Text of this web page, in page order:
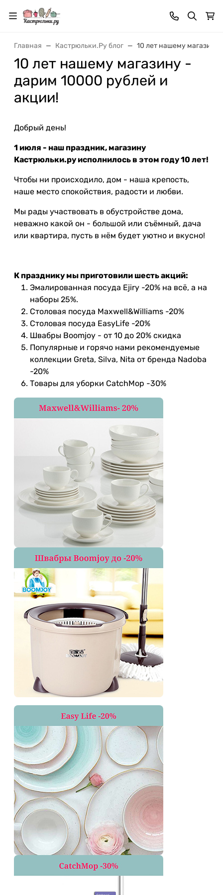
Главная Кастрюльки.Ру блог 10 лет нашему
10 лет нашему магазину -
дарим 10000 рублей и
акции!
Добрый день!
1 июля - наш праздник, магазину
Кастрюльки.ру исполнилось в этом году 10 лет!
Чтобы ни происходило, дом - наша крепость,
наше место спокойствия, радости и любви.
Мы рады участвовать в обустройстве дома,
неважно какой он - большой или съёмный, дача
или квартира, пусть в нём будет уютно и вкусно!
К празднику мы приготовили шесть акций:
Эмалированная посуда Ejiry -20% на всё, а на
наборы 25%.⠀
Столовая посуда Maxwell&Williams -20%⠀
Столовая посуда EasyLife -20%⠀
Швабры Boomjoy - от 10 до 20% скидка⠀
Популярные и горячо нами рекомендуемые
коллекции Greta, Silva, Nita от бренда Nadoba
-20%⠀
Товары для уборки CatchMop -30%